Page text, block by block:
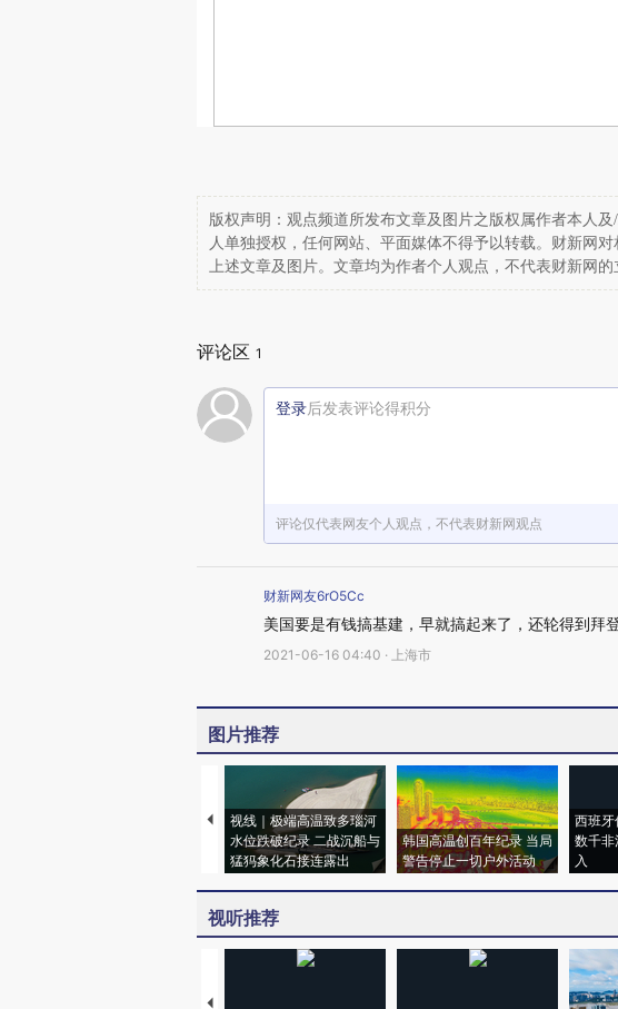
版权声明：观点频道所发布文章及图片之版权属作者本人
人单独授权，任何网站、平面媒体不得予以转载。财新网
上述文章及图片。文章均为作者个人观点，不代表财新网的
评论区 1
登录后发表评论得积分
评论仅代表网友个人观点，不代表财新网观点
财新网友6rO5Cc
美国要是有钱搞基建，早就搞起来了，还轮得到拜
2021-06-16 04:40 · 上海市
图片推荐
视线｜极端高温致多瑙河
水位跌破纪录 二战沉船与
猛犸象化石接连露出
韩国高温创百年纪录 当局
警告停止一切户外活动
西班牙
数千非
入
视听推荐